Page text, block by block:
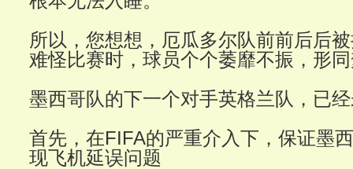
所以，您想想，厄瓜多尔队前前后后
难怪比赛时，球员个个萎靡不振，形
墨西哥队的下一个对手英格兰队，已
首先，在FIFA的严重介入下，保证墨
现飞机延误问题